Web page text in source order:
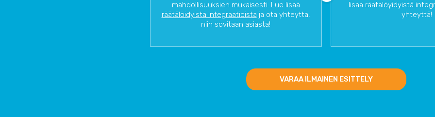
mahdollisuuksien mukaisesti. Lue lisää
räätälöidyistä integraatioista ja ota yhteyttä,
niin sovitaan asiasta!
lisää räätälöyidyistä
yhteyttä!
VARAA ILMAINEN ESITTELY